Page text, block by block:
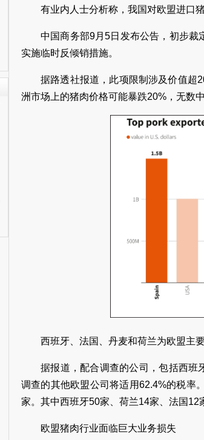
有业内人士分析称，我国对欧盟进口
中国商务部9月5日发布公告，初步裁
实施临时反倾销措施。
据路透社报道，此项限制涉及价值超
洲市场上的猪肉价格可能暴跌20%，无数
西班牙、法国、丹麦和荷兰为欧盟主
据报道，配合调查的公司，包括西班
调查的其他欧盟公司将适用62.4%的税率
家。其中西班牙50家、荷兰14家、法国12
欧盟猪肉行业面临巨大业务损失